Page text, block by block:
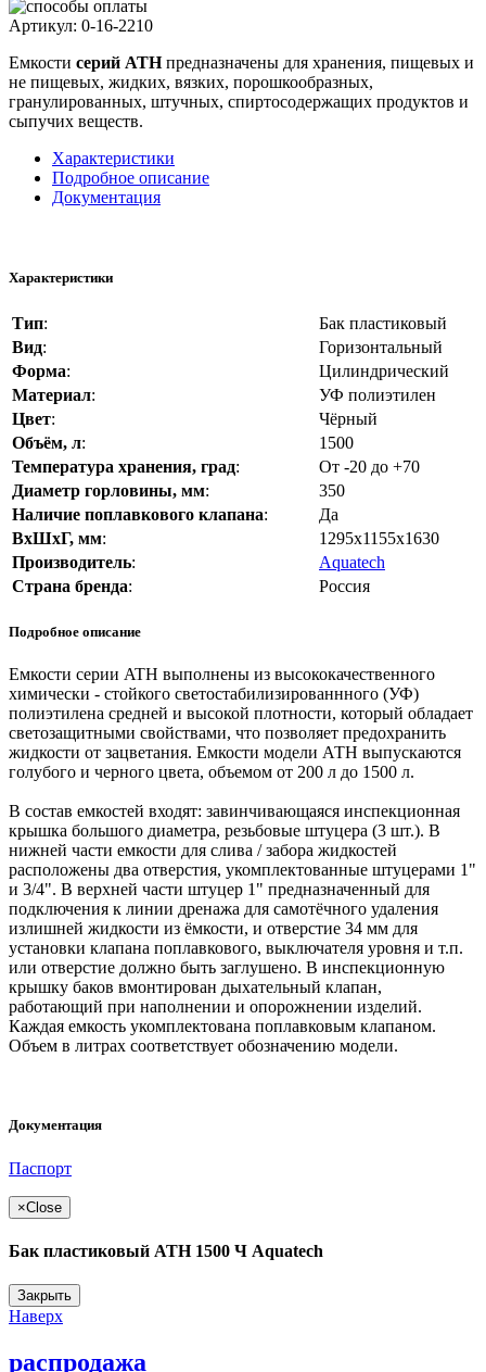
Артикул: 0-16-2210
Емкости серий ATНпредназначены для хранения, пищевых и
не пищевых, жидких, вязких, порошкообразных,
гранулированных, штучных, спиртосодержащих продуктов и
сыпучих веществ.
Характеристики
Подробное описание
Документация
Характеристики
Тип:
Бак пластиковый
Вид:
Горизонтальный
Форма:
Цилиндрический
Материал:
УФ полиэтилен
Цвет:
Чёрный
Объём, л:
1500
Температура хранения, град:
От -20 до +70
Диаметр горловины, мм:
350
Наличие поплавкового клапана:
Да
ВхШхГ, мм:
1295х1155х1630
Производитель:
Aquatech
Страна бренда: Россия
Подробное описание
Емкости серии ATН выполнены из высококачественного
химически - стойкого светостабилизированнного (УФ)
полиэтилена средней и высокой плотности, который обладает
светозащитными свойствами, что позволяет предохранить
жидкости от зацветания. Емкости модели АТН выпускаются
голубого и черного цвета, объемом от 200 л до 1500 л.
В состав емкостей входят: завинчивающаяся инспекционная
крышка большого диаметра, резьбовые штуцера (3 шт.). В
нижней части емкости для слива / забора жидкостей
расположены два отверстия, укомплектованные штуцерами 1"
и 3/4". В верхней части штуцер 1" предназначенный для
подключения к линии дренажа для самотёчного удаления
излишней жидкости из ёмкости, и отверстие 34 мм для
установки клапана поплавкового, выключателя уровня и т.п.
или отверстие должно быть заглушено. В инспекционную
крышку баков вмонтирован дыхательный клапан,
работающий при наполнении и опорожнении изделий.
Каждая емкость укомплектована поплавковым клапаном.
Объем в литрах соответствует обозначению модели.
Документация
Паспорт
×Close
Бак пластиковый ATH 1500 Ч Aquatech
Закрыть
Наверх
распродажа